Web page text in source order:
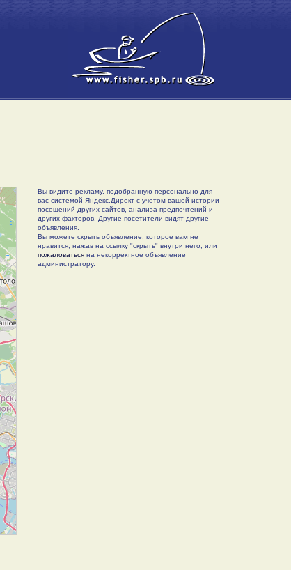
Вы видите рекламу, подобранную персонально для
вас системой Яндекс.Директ с учетом вашей истории
посещений других сайтов, анализа предпочтений и
других факторов. Другие посетители видят другие
объявления.
Вы можете скрыть объявление, которое вам не
нравится, нажав на ссылку "скрыть" внутри него, или
пожаловатьсяна некорректное объявление
администратору.